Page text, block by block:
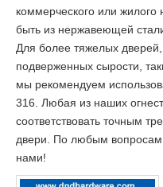
коммерческого или
быть из нержавеющей
Для более тяжелых
подверженных сырости,
мы рекомендуем
316. Любая из наших
соответствовать точным
двери. По любым вопросам
нами!